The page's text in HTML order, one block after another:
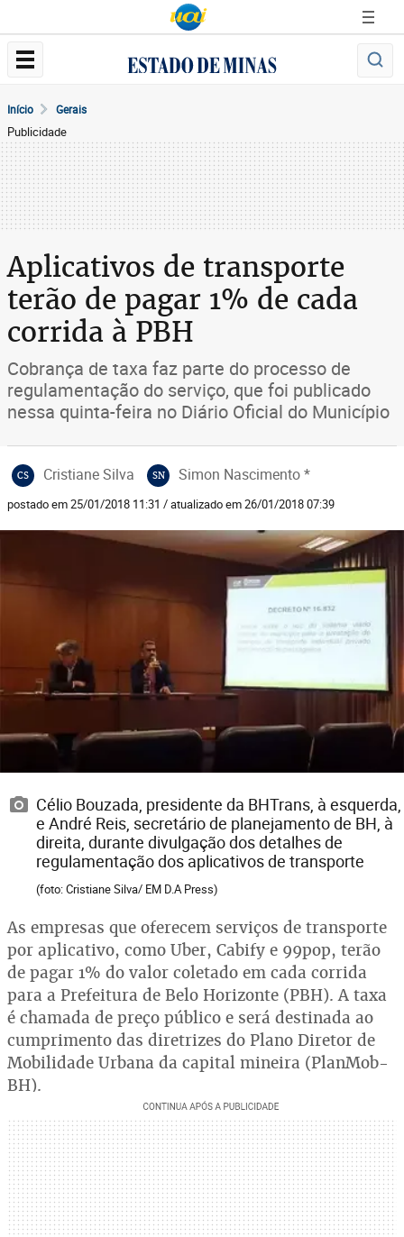
Início Gerais
Publicidade
Aplicativos de transporte
terão de pagar 1% de cada
corrida à PBH
Cobrança de taxa faz parte do processo de
regulamentação do serviço, que foi publicado
nessa quinta-feira no Diário Oficial do Município
CS Cristiane Silva SN Simon Nascimento *
postado em 25/01/2018 11:31 / atualizado em 26/01/2018 07:39
Célio Bouzada, presidente da BHTrans, à esquerda,
e André Reis, secretário de planejamento de BH, à
direita, durante divulgação dos detalhes de
regulamentação dos aplicativos de transporte
(foto: Cristiane Silva/ EM D.A Press)
As empresas que oferecem serviços de transporte
por aplicativo, como Uber, Cabify e 99pop, terão
de pagar 1% do valor coletado em cada corrida
para a Prefeitura de Belo Horizonte (PBH). A taxa
é chamada de preço público e será destinada ao
cumprimento das diretrizes do Plano Diretor de
Mobilidade Urbana da capital mineira (PlanMob-
BH).